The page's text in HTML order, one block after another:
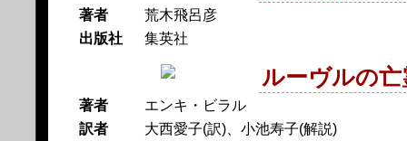
著者
荒木飛呂彦
出版社
集英社
ルーヴルの
著者
エンキ・ビラル
訳者
大西愛子(訳)、小池寿子(解説)